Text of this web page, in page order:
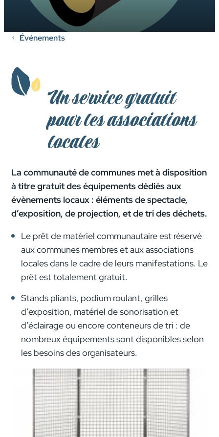
Événements
Un service gratuit
pour les associations
locales
La communauté de communes met à disposition
à titre gratuit des équipements dédiés aux
évènements locaux : éléments de spectacle,
d’exposition, de projection, et de tri des déchets.
Le prêt de matériel communautaire est réservé
aux communes membres et aux associations
locales dans le cadre de leurs manifestations. Le
prêt est totalement gratuit.
Stands pliants, podium roulant, grilles
d’exposition, matériel de sonorisation et
d’éclairage ou encore conteneurs de tri : de
nombreux équipements sont disponibles selon
les besoins des organisateurs.